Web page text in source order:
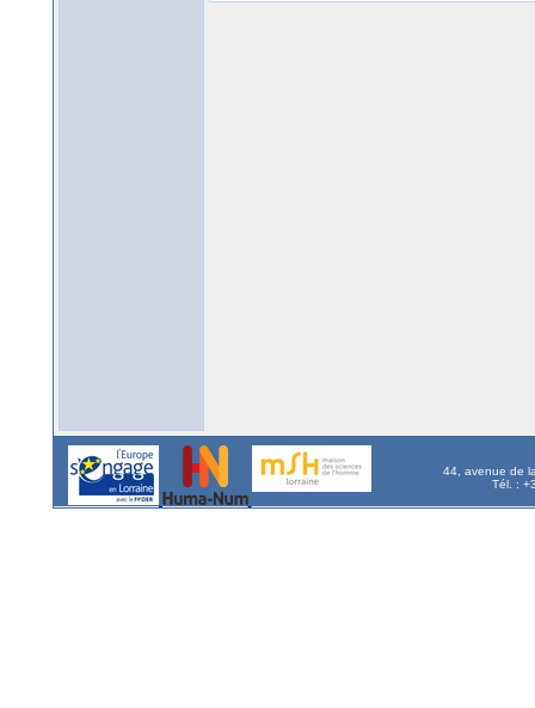
44, avenue de
Tél. :